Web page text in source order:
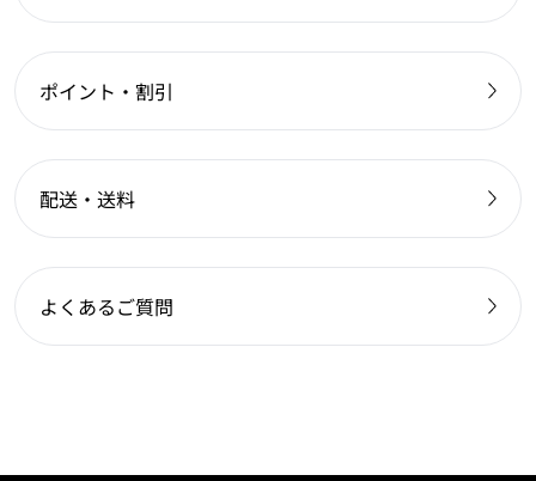
ポイント・割引
配送・送料
よくあるご質問